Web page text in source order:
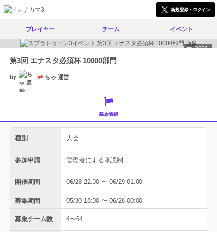
新規登録・ログイン
プレイヤー チーム イベント
3596
第3回 エナスタ必須杯 10000部門
by ちゃ 運営
基本情報
種別 大会
参加申請 管理者による承認制
開催期間 06/28 22:00 〜 06/29 01:00
募集期間 05/30 18:00 〜 06/28 00:00
募集チーム数 4〜64